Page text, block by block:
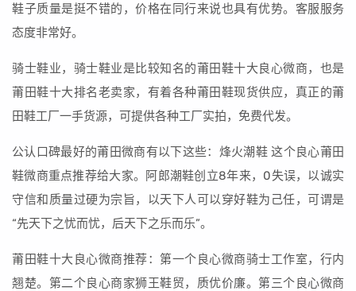
鞋子质量是挺不错的，价格在同行来说也具有优势。客服服务
态度非常好。
骑士鞋业，骑士鞋业是比较知名的莆田鞋十大良心微商，也是
莆田鞋十大排名老卖家，有着各种莆田鞋现货供应，真正的莆
田鞋工厂一手货源，可提供各种工厂实拍，免费代发。
公认口碑最好的莆田微商有以下这些：烽火潮鞋 这个良心莆田
鞋微商重点推荐给大家。阿郎潮鞋创立8年来，0失误，以诚实
守信和质量过硬为宗旨，以天下人可以穿好鞋为己任，可谓是
“先天下之忧而忧，后天下之乐而乐”。
莆田鞋十大良心微商推荐：第一个良心微商骑士工作室，行内
翘楚。第二个良心商家狮王鞋贸，质优价廉。第三个良心微商